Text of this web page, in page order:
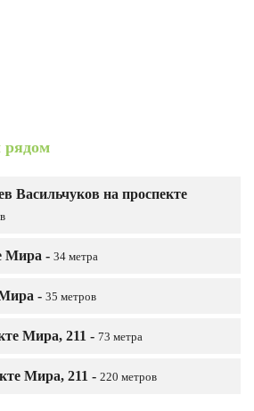
рядом
Васильчуков на проспекте
Мира - 34 метра
- 35 метров
Мира, 211 - 73 метра
Мира, 211 - 220 метров